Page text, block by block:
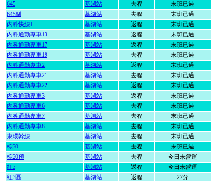
645
基湖站 去程
末班已過
645副
基湖站 去程
末班已過
內科快線1
基湖站 返程
末班已過
內科通勤專車13
基湖站 返程
末班已過
內科通勤專車17
基湖站 返程
末班已過
內科通勤專車19
基湖站 去程
末班已過
內科通勤專車2
基湖站 返程
末班已過
內科通勤專車21
基湖站 去程
末班已過
內科通勤專車22
基湖站 返程
末班已過
內科通勤專車3
基湖站 返程
末班已過
內科通勤專車6
基湖站 去程
末班已過
內科通勤專車7
基湖站 去程
末班已過
內科通勤專車8
基湖站 去程
末班已過
東環幹線
基湖站 去程
末班已過
棕20
基湖站 去程
末班已過
棕20預
基湖站 去程
今日未營運
紅3
基湖站 返程
今日未營運
紅3區
基湖站 返程 27分